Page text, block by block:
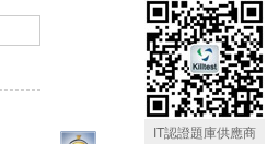
IT認證題庫供應商